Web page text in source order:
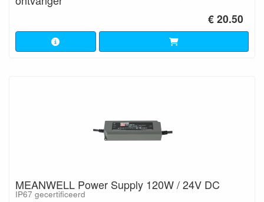
€ 20.50
MEANWELL Power Supply 120W / 24V DC
IP67 gecertificeerd